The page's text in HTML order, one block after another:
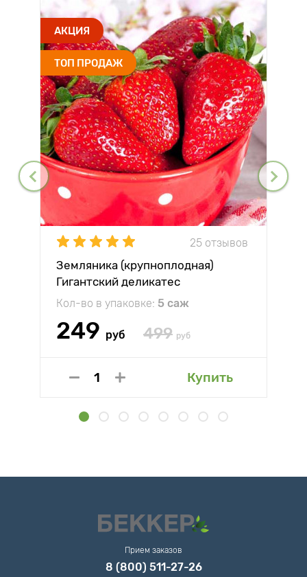
АКЦИЯ
ТОП ПРОДАЖ
25 отзывов
Земляника (крупноплодная)
Гигантский деликатес
Кол-во в упаковке: 5 саж
249 руб 499 руб
Купить
Прием заказов
8 (800) 511-27-26